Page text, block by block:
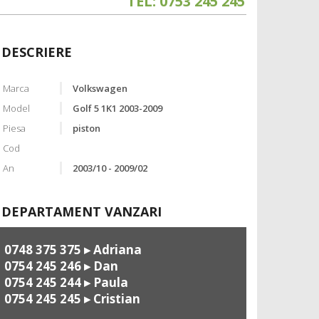
DESCRIERE
Marca
Volkswagen
Model
Golf 5 1K1 2003-2009
Piesa
piston
Cod
An
2003/10 - 2009/02
DEPARTAMENT VANZARI
0748 375 375 ▸ Adriana
0754 245 246▸ Dan
0754 245 244▸ Paula
0754 245 245 ▸ Cristian